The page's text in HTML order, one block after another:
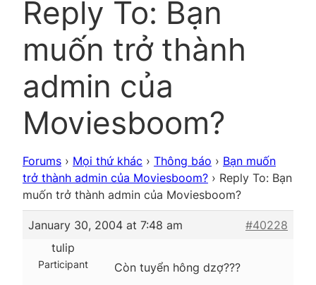
Reply To: Bạn
muốn trở thành
admin của
Moviesboom?
Forums › Mọi thứ khác › Thông báo › Bạn muốn
trở thành admin của Moviesboom? › Reply To: Bạn
muốn trở thành admin của Moviesboom?
January 30, 2004 at 7:48 am
#40228
tulip
Participant
Còn tuyển hông dzợ???